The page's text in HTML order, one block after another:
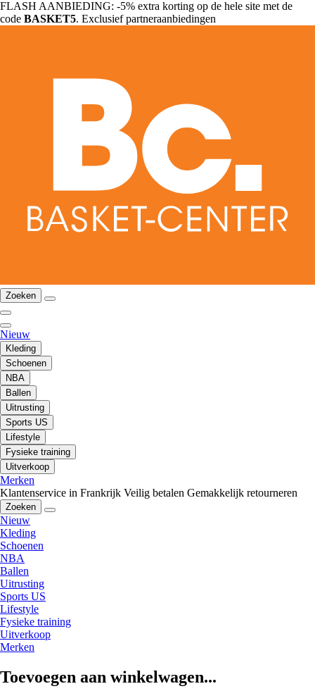
FLASH AANBIEDING: -5% extra korting op de hele site met de
code BASKET5. Exclusief partneraanbiedingen
Zoeken
Nieuw
Kleding
Schoenen
NBA
Ballen
Uitrusting
Sports US
Lifestyle
Fysieke training
Uitverkoop
Merken
Klantenservice in Frankrijk Veilig betalen Gemakkelijk retourneren
Zoeken
Nieuw
Kleding
Schoenen
NBA
Ballen
Uitrusting
Sports US
Lifestyle
Fysieke training
Uitverkoop
Merken
Toevoegen aan winkelwagen...